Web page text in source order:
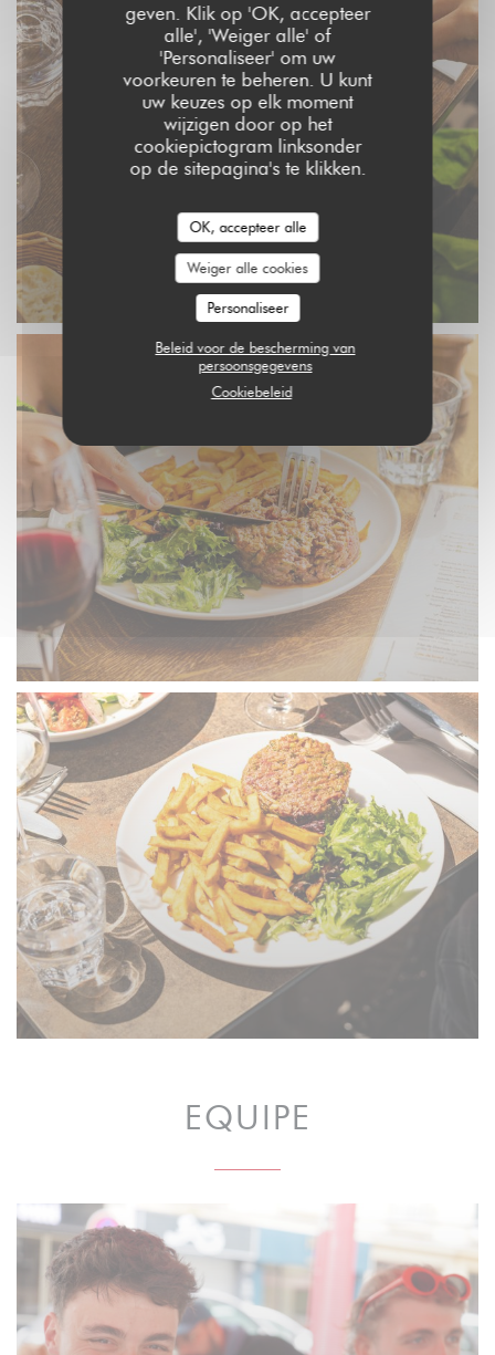
geven. Klik op 'OK, accepteer
alle', 'Weiger alle' of
'Personaliseer' om uw
voorkeuren te beheren. U kunt
uw keuzes op elk moment
wijzigen door op het
cookiepictogram linksonder
op de sitepagina's te klikken.
OK, accepteer alle
Weiger alle cookies
Personaliseer
Beleid voor de bescherming van
persoonsgegevens
Cookiebeleid
EQUIPE